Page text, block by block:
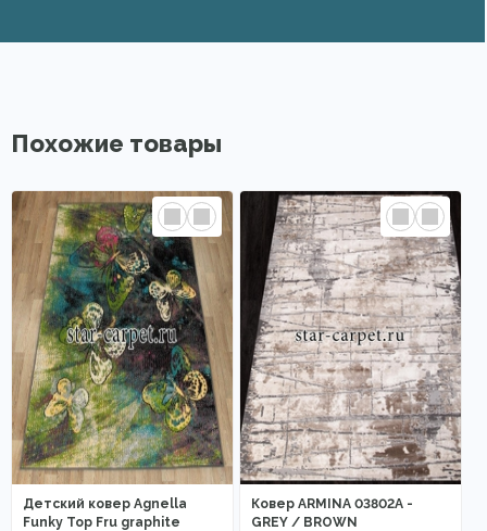
Похожие товары
Детский ковер Agnella
Funky Top Fru graphite
Ковер ARMINA 03802A -
GREY / BROWN